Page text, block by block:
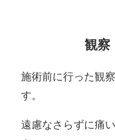
観察
施術前に行った観
す。
遠慮なさらずに痛